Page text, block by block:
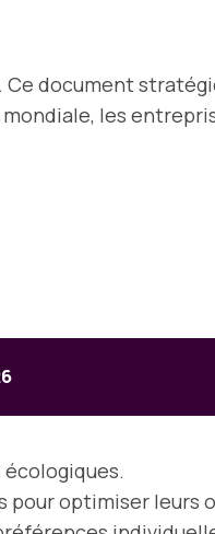
. Ce document
les
pour optimiser leurs